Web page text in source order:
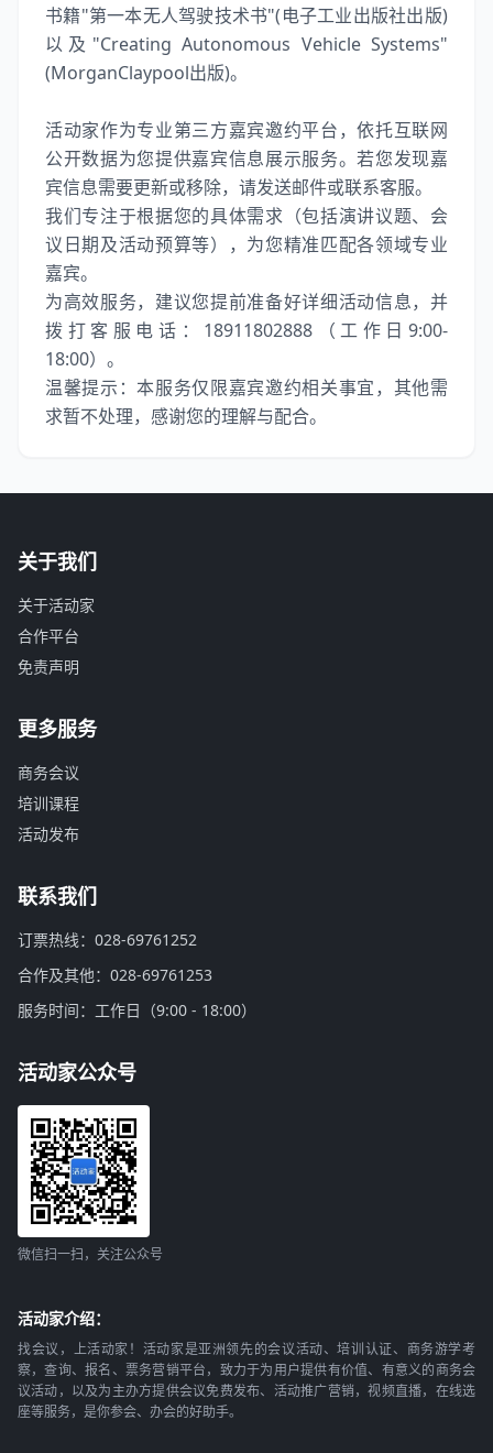
书籍"第一本无人驾驶技术书"(电子工业出版社出版)
以及"Creating Autonomous Vehicle Systems"
(MorganClaypool出版)。
活动家作为专业第三方嘉宾邀约平台，依托互联网
公开数据为您提供嘉宾信息展示服务。若您发现嘉
宾信息需要更新或移除，请发送邮件或联系客服。
我们专注于根据您的具体需求（包括演讲议题、会
议日期及活动预算等），为您精准匹配各领域专业
嘉宾。
为高效服务，建议您提前准备好详细活动信息，并
拨打客服电话：18911802888（工作日9:00-
18:00）。
温馨提示：本服务仅限嘉宾邀约相关事宜，其他需
求暂不处理，感谢您的理解与配合。
关于我们
关于活动家
合作平台
免责声明
更多服务
商务会议
培训课程
活动发布
联系我们
订票热线：028-69761252
合作及其他：028-69761253
服务时间：工作日（9:00 - 18:00）
活动家公众号
微信扫一扫，关注公众号
活动家介绍：
找会议，上活动家！活动家是亚洲领先的会议活动、培训认证、商务游学考
察，查询、报名、票务营销平台，致力于为用户提供有价值、有意义的商务会
议活动，以及为主办方提供会议免费发布、活动推广营销，视频直播，在线选
座等服务，是你参会、办会的好助手。